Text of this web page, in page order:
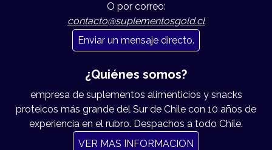
O por correo:
contacto@suplementosgold.cl
Enviar un mensaje directo.
¿Quiénes somos?
empresa de suplementos alimenticios y snacks
proteicos más grande del Sur de Chile con 10 años de
experiencia en el rubro. Despachos a todo Chile.
VER MAS INFORMACION